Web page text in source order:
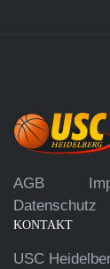
AGB
Datenschutz
KONTAKT
USC